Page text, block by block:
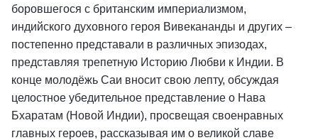
боровшегося с британским империализмом,
индийского духовного героя Вивекананды и других –
постепенно представали в различных эпизодах,
представляя трепетную Историю Любви к Индии. В
конце молодёжь Саи вносит свою лепту, обсуждая
целостное убедительное представление о Нава
Бхаратам (Новой Индии), просвещая своенравных
главных героев, рассказывая им о великой славе